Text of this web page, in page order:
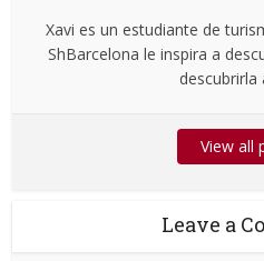
Xavi es un estudiante de
ShBarcelona le inspira a
descubrirla
View all
Leave a